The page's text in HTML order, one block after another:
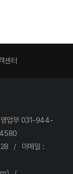
센터
업부 031-944-
28 / 이메일 :